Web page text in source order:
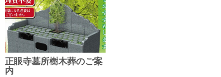
正眼寺墓所樹木葬のご案
内